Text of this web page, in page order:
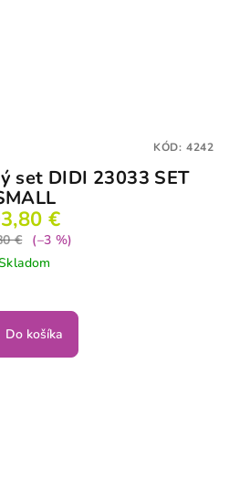
set DIDI 23033 SET
€
€
(–3 %)
Do košíka
KÓD: 4242